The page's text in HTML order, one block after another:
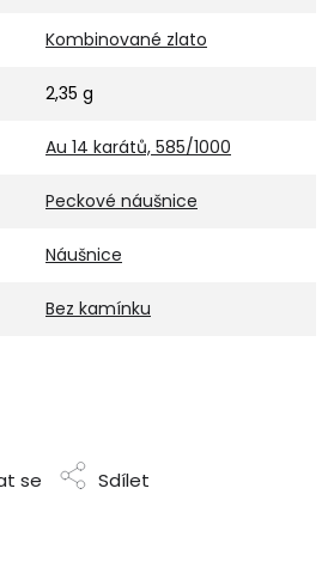
Kombinované zlato
2,35 g
Au 14 karátů, 585/1000
Peckové náušnice
Náušnice
Bez kamínku
se Sdílet